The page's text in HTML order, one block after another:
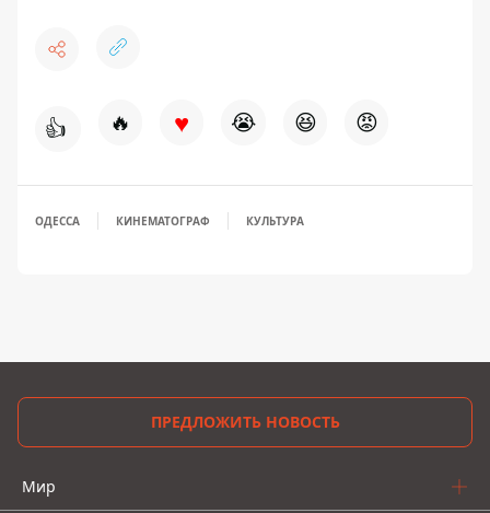
👍 🔥 ♥ 😭 😆 😡
ОДЕССА КИНЕМАТОГРАФ КУЛЬТУРА
ПРЕДЛОЖИТЬ НОВОСТЬ
Мир